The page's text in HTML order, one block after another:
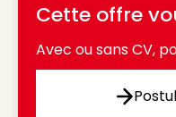
Cette offre
Avec ou sans CV,